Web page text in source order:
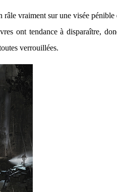
râle vraiment sur une visée
ont tendance à disparaître,
verrouillées.